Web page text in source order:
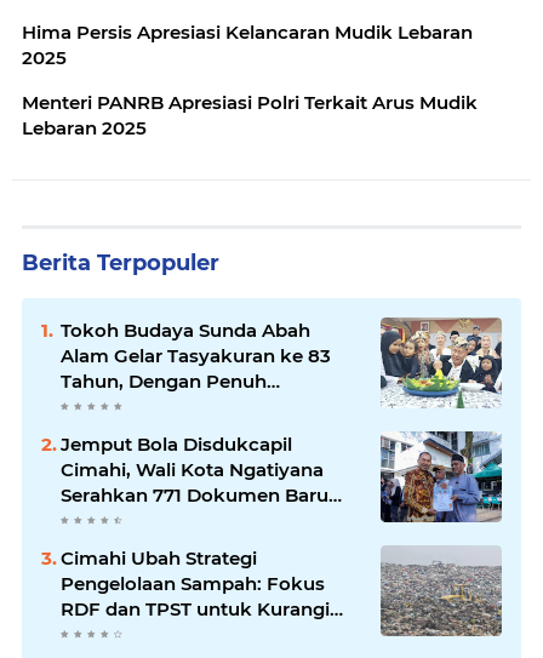
Hima Persis Apresiasi Kelancaran Mudik Lebaran
2025
Menteri PANRB Apresiasi Polri Terkait Arus Mudik
Lebaran 2025
Berita Terpopuler
Tokoh Budaya Sunda Abah
Alam Gelar Tasyakuran ke 83
Tahun, Dengan Penuh
Kehangatan
Jemput Bola Disdukcapil
Cimahi, Wali Kota Ngatiyana
Serahkan 771 Dokumen Baru
untuk Warga Terdampak Ganti
Nama Jalan
Cimahi Ubah Strategi
Pengelolaan Sampah: Fokus
RDF dan TPST untuk Kurangi
Ketergantungan TPA